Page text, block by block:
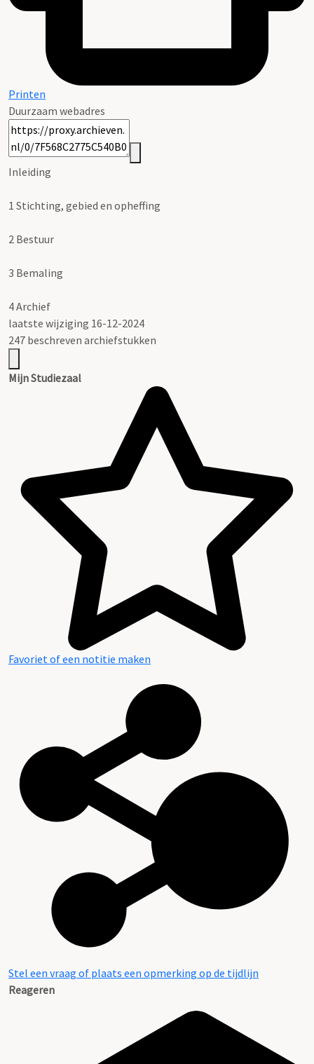
Printen
Duurzaam webadres
Inleiding
1 Stichting, gebied en opheffing
2 Bestuur
3 Bemaling
4Archief
laatste wijziging 16-12-2024
247 beschreven archiefstukken
Mijn Studiezaal
Favoriet of een notitie maken
Stel een vraag of plaats een opmerking op de tijdlijn
Reageren